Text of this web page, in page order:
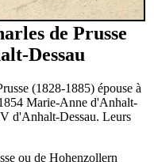
de Prusse
Dessau
(1828-1885) épouse à
Marie-Anne d'Anhalt-
d'Anhalt-Dessau. Leurs
ou de Hohenzollern